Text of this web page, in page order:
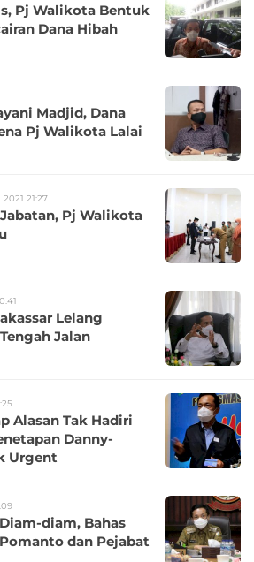
Pj Walikota Bentuk
Dana Hibah
Madjid, Dana
Pj Walikota Lalai
21:27
Pj Walikota
Lelang
Jalan
Alasan Tak Hadiri
Danny-
Urgent
diam, Bahas
dan Pejabat